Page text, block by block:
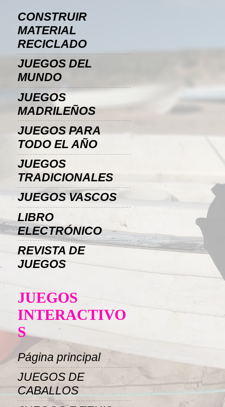
CONSTRUIR
MATERIAL
RECICLADO
JUEGOS DEL
MUNDO
JUEGOS
MADRILEÑOS
JUEGOS PARA
TODO EL AÑO
JUEGOS
TRADICIONALES
JUEGOS VASCOS
LIBRO
ELECTRÓNICO
REVISTA DE
JUEGOS
JUEGOS
INTERACTIVO
S
Página principal
JUEGOS DE
CABALLOS